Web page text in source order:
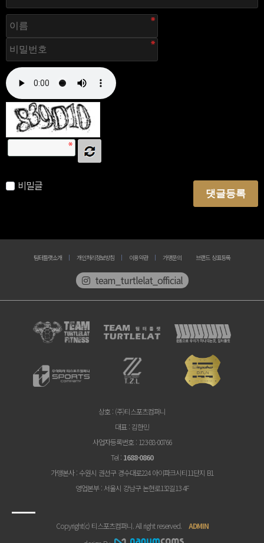
비밀글
댓글등록
팀터틀랫소개 개인처리정보방침 이용약관 가맹문의 브랜드 상표등록
team_turtlelat_official
상호 : (주)티스포츠컴퍼니
대표 : 김한민
사업자등록번호 : 123-88-00766
Tel : 1688-0860
가맹본사: 수원시 권선구 경수대로224 아이파크시티11단지 B1
영업본부: 서울시 강남구 논현로132길13 4F
Copyright(c) 티스포츠컴퍼니. All right reserved. ADMIN